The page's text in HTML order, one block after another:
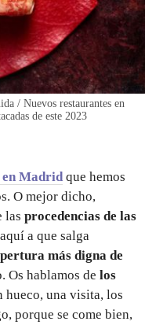
/ Nuevos restaurantes en
de este 2023
en Madrid que hemos
O mejor dicho,
las procedencias de las
a que salga
más digna de
Os hablamos de los
hueco, una visita, los
porque se come bien,